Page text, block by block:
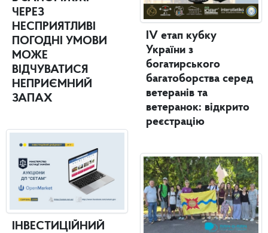
ЧЕРЕЗ
НЕСПРИЯТЛИВІ
ПОГОДНІ УМОВИ
МОЖЕ
ВІДЧУВАТИСЯ
НЕПРИЄМНИЙ
ЗАПАХ
ІНВЕСТИЦІЙНИЙ
IV етап кубку
України з
богатирського
багатоборства серед
ветеранів та
ветеранок: відкрито
реєстрацію